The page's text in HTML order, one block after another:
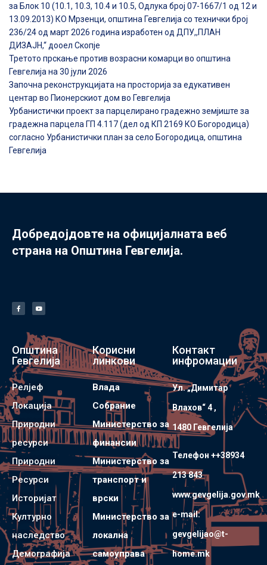
за Блок 10 (10.1, 10.3, 10.4 и 10.5, Одлука број 07-1667/1 од 12 и
13.09.2013) КО Мрзенци, општина Гевгелија со технички број
236/24 од март 2026 година изработен од ДПУ,,ПЛАН
ДИЗАЈН,“ дооел Скопје
Третото прскање против возрасни комарци во општина
Гевгелија на 30 јули 2026
Започна реконструкцијата на просторија за едукативен
центар во Пионерскиот дом во Гевгелија
Урбанистички проект за парцелирано градежно земјиште за
градежна парцела ГП 4.117 (дел од КП 2169 КО Богородица)
согласно Урбанистички план за село Богородица, општина
Гевгелија
Добредојдовте на официјалната веб
страна на Општина Гевгелија.
Општина
Гевгелија
Релјеф
Локација
Природни
ресурси
Природни
Ресурси
Историјат
Културно
наследство
Демографија
Корисни
линкови
Влада
Собрание
Министерство за
финансии
Министерство за
транспорт и
врски
Министерство за
локална
самоуправа
Контакт
инфромации
Ул. „Димитар
Влахов“ 4 ,
1480 Гевгелијa
Телефон ++38934
213 843
www.gevgelija.gov.mk
e-mail:
gevgelijao@t-
home.mk